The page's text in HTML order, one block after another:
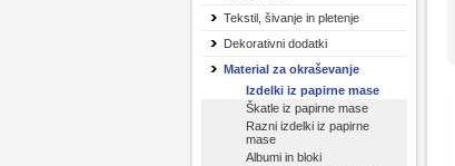
Tekstil, šivanje in pletenje
Dekorativni dodatki
Material za okraševanje
Izdelki iz papirne mase
Škatle iz papirne mase
Razni izdelki iz papirne
mase
Albumi in bloki